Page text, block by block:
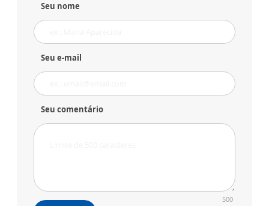
Seu nome
Seu e-mail
Seu comentário
500